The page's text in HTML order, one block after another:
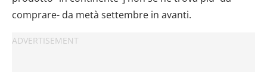
comprare- da metà settembre in avanti.